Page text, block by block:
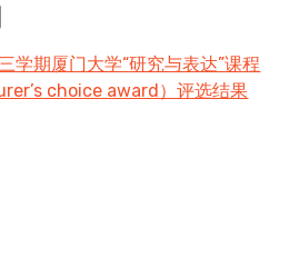
学期厦门大学“研究与表达”课程
choice award）评选结果